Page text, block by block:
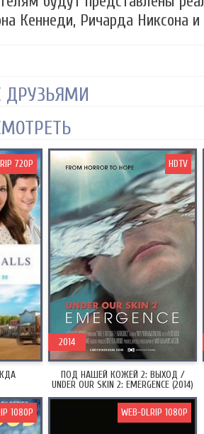
Кеннеди, Ричарда Никсона
ДРУЗЬЯМИ
720P
ПОД НАШЕЙ КОЖЕЙ 2: ВЫХОД /
UNDER OUR SKIN 2: EMERGENCE (2014)
2014
HDTV
1080P WEB-DLRIP 1080P